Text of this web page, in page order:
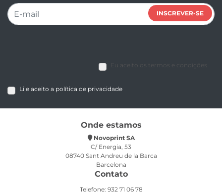
INSCREVER-SE
Eu aceito os termos e condições
Li e aceito a política de privacidade
Onde estamos
Novoprint SA
C/ Energia, 53
08740 Sant Andreu de la Barca
Barcelona
Contato
Telefone: 932 71 06 78